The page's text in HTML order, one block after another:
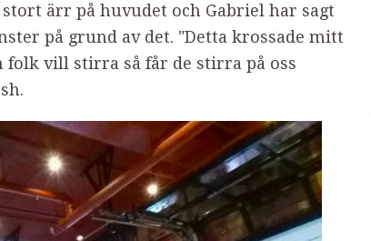
ärr på huvudet och Gabriel har sagt
på grund av det. "Detta krossade mitt
folk vill stirra så får de stirra på oss